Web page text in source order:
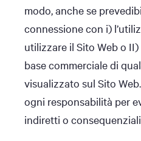
modo, anche se
connessione con i)
utilizzare il Sito Web o
base commerciale di
visualizzato sul Sito
ogni responsabilità per
indiretti o